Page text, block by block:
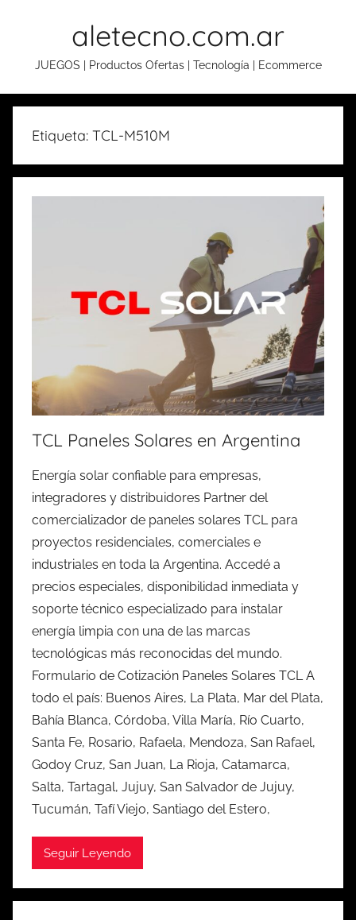
aletecno.com.ar
JUEGOS | Productos Ofertas | Tecnología | Ecommerce
Etiqueta: TCL-M510M
TCL Paneles Solares en Argentina
Energía solar confiable para empresas,
integradores y distribuidores Partner del
comercializador de paneles solares TCL para
proyectos residenciales, comerciales e
industriales en toda la Argentina. Accedé a
precios especiales, disponibilidad inmediata y
soporte técnico especializado para instalar
energía limpia con una de las marcas
tecnológicas más reconocidas del mundo.
Formulario de Cotización Paneles Solares TCL A
todo el país: Buenos Aires, La Plata, Mar del Plata,
Bahía Blanca, Córdoba, Villa María, Río Cuarto,
Santa Fe, Rosario, Rafaela, Mendoza, San Rafael,
Godoy Cruz, San Juan, La Rioja, Catamarca,
Salta, Tartagal, Jujuy, San Salvador de Jujuy,
Tucumán, Tafí Viejo, Santiago del Estero,
Seguir Leyendo